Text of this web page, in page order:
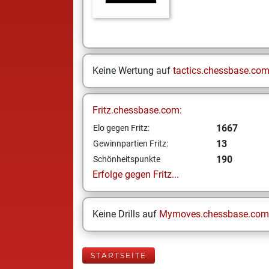
Keine Wertung auf tactics.chessbase.com
Fritz.chessbase.com:
Elo gegen Fritz: 1667
Gewinnpartien Fritz: 13
Schönheitspunkte
190
Erfolge gegen Fritz...
Keine Drills auf Mymoves.chessbase.com
STARTSEITE